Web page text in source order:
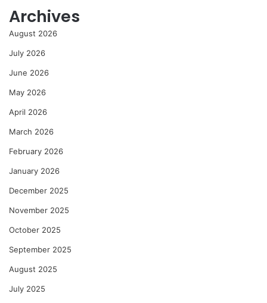
Archives
August 2026
July 2026
June 2026
May 2026
April 2026
March 2026
February 2026
January 2026
December 2025
November 2025
October 2025
September 2025
August 2025
July 2025